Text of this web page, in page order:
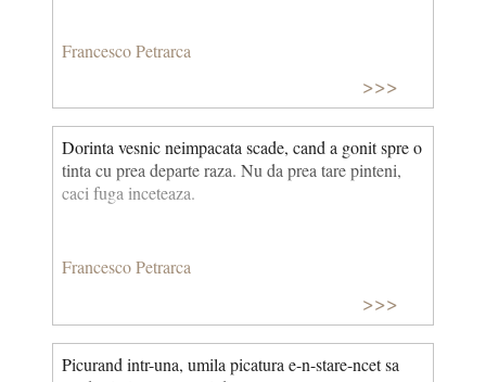
Francesco Petrarca
>>>
Dorinta vesnic neimpacata scade, cand a gonit spre o
tinta cu prea departe raza. Nu da prea tare pinteni,
caci fuga inceteaza.
Francesco Petrarca
>>>
Picurand intr-una, umila picatura e-n-stare-ncet sa